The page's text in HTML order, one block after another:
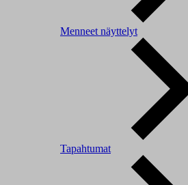
Menneet näyttelyt
Tapahtumat